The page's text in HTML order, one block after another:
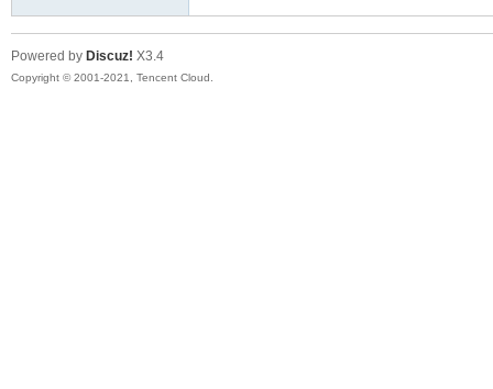
Powered by Discuz! X3.4
Copyright © 2001-2021, Tencent Cloud.